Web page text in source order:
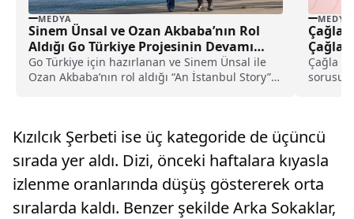
MEDYA
Sinem Ünsal ve Ozan Akbaba’nın Rol
Aldığı Go Türkiye Projesinin Devamı
Gelecek Mi?
Go Türkiye için hazırlanan ve Sinem Ünsal ile
Ozan Akbaba’nın rol aldığı “An İstanbul Story”
MEDYA
Çağla
Çağla
Çağla
sorusu,
Kızılcık Şerbeti ise üç kategoride de üçüncü
sırada yer aldı. Dizi, önceki haftalara kıyasla
izlenme oranlarında düşüş göstererek orta
sıralarda kaldı. Benzer şekilde Arka Sokaklar,